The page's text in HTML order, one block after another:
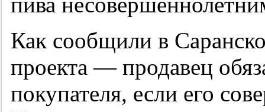
Как сообщили в
проекта — продавец
покупателя, если его